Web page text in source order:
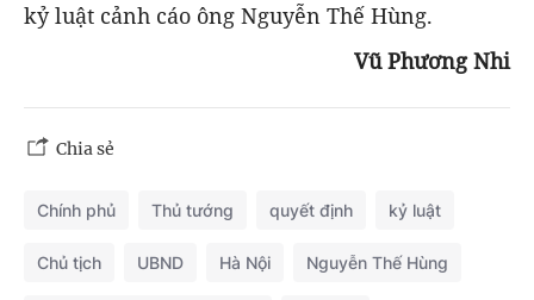
kỷ luật cảnh cáo ông Nguyễn Thế Hùng.
Vũ Phương Nhi
Chia sẻ
Chính phủ Thủ tướng quyết định kỷ luật
Chủ tịch UBND Hà Nội Nguyễn Thế Hùng